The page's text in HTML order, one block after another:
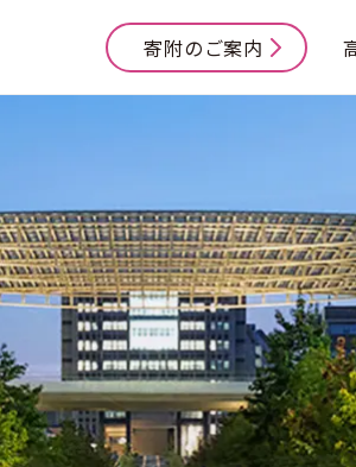
寄附のご案内